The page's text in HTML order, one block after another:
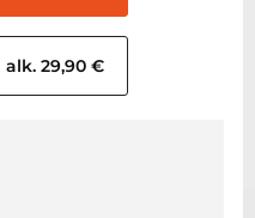
alk. 29,90 €